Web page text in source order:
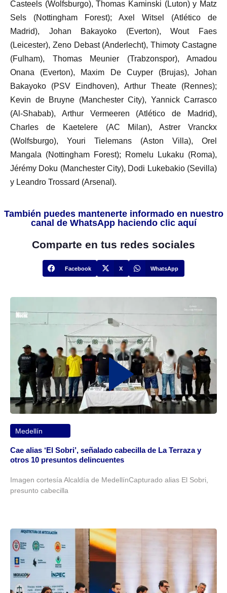
Casteels (Wolfsburgo), Thomas Kaminski (Luton) y Matz
Sels (Nottingham Forest); Axel Witsel (Atlético de
Madrid), Johan Bakayoko (Everton), Wout Faes
(Leicester), Zeno Debast (Anderlecht), Thimoty Castagne
(Fulham), Thomas Meunier (Trabzonspor), Amadou
Onana (Everton), Maxim De Cuyper (Brujas), Johan
Bakayoko (PSV Eindhoven), Arthur Theate (Rennes);
Kevin de Bruyne (Manchester City), Yannick Carrasco
(Al-Shabab), Arthur Vermeeren (Atlético de Madrid),
Charles de Kaetelere (AC Milan), Astrer Vranckx
(Wolfsburgo), Youri Tielemans (Aston Villa), Orel
Mangala (Nottingham Forest); Romelu Lukaku (Roma),
Jérémy Doku (Manchester City), Dodi Lukebakio (Sevilla)
y Leandro Trossard (Arsenal).
También puedes mantenerte informado en nuestro
canal de WhatsApp haciendo clic aquí
Comparte en tus redes sociales
Facebook X WhatsApp
Medellín
Cae alias ‘El Sobri’, señalado cabecilla de La Terraza y
otros 10 presuntos delincuentes
Imagen cortesía Alcaldía de MedellínCapturado alias El Sobri,
presunto cabecilla